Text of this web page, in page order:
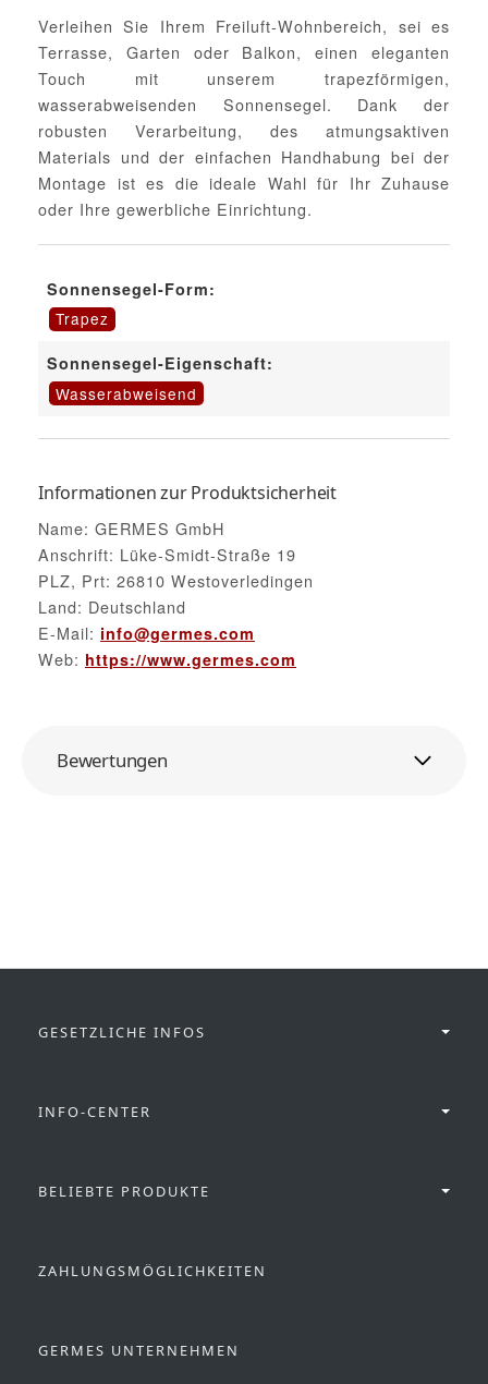
Verleihen Sie Ihrem Freiluft-Wohnbereich, sei es
Terrasse, Garten oder Balkon, einen eleganten
Touch mit unserem trapezförmigen,
wasserabweisenden Sonnensegel. Dank der
robusten Verarbeitung, des atmungsaktiven
Materials und der einfachen Handhabung bei der
Montage ist es die ideale Wahl für Ihr Zuhause
oder Ihre gewerbliche Einrichtung.
Sonnensegel-Form:
Trapez
Sonnensegel-Eigenschaft:
Wasserabweisend
Informationen zur Produktsicherheit
Name: GERMES GmbH
Anschrift: Lüke-Smidt-Straße 19
PLZ, Prt: 26810 Westoverledingen
Land: Deutschland
E-Mail: info@germes.com
Web: https://www.germes.com
Bewertungen
GESETZLICHE INFOS
INFO-CENTER
BELIEBTE PRODUKTE
ZAHLUNGSMÖGLICHKEITEN
GERMES UNTERNEHMEN